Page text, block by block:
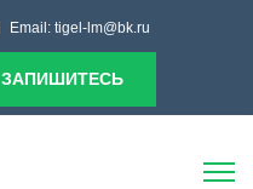
Email: tigel-lm@bk.ru
ЗАПИШИТЕСЬ